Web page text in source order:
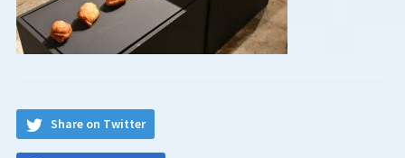
Share on Twitter